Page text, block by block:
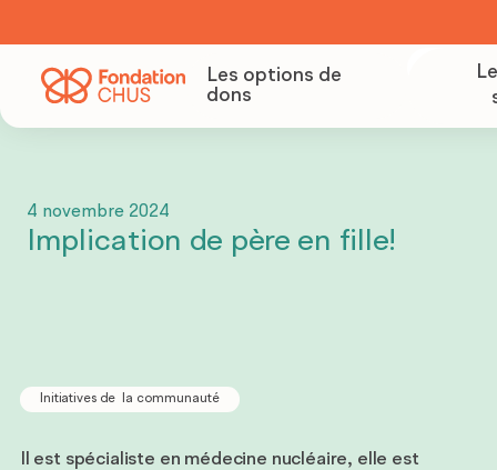
Les options de
dons
4 novembre 2024
Implication de père en fille!
Initiatives de la communauté
Il est spécialiste en médecine nucléaire, elle est